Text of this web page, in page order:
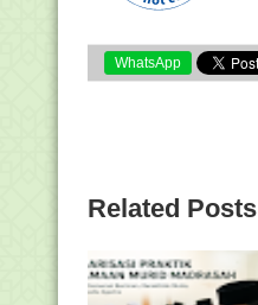
WhatsApp
Related Posts